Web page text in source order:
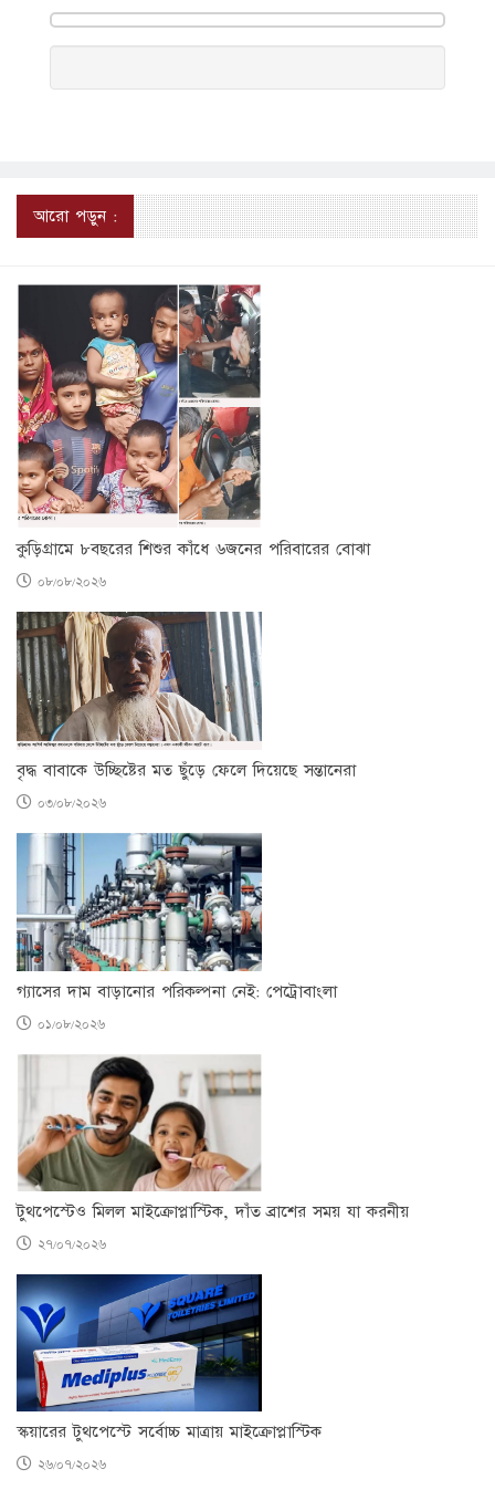
আরো পড়ুন :
কুড়িগ্রামে ৮বছরের শিশুর কাঁধে ৬জনের পরিবারের বোঝা
০৮/০৮/২০২৬
বৃদ্ধ বাবাকে উচ্ছিষ্টের মত ছুঁড়ে ফেলে দিয়েছে সন্তানেরা
০৩/০৮/২০২৬
গ্যাসের দাম বাড়ানোর পরিকল্পনা নেই: পেট্রোবাংলা
০১/০৮/২০২৬
টুথপেস্টেও মিলল মাইক্রোপ্লাস্টিক, দাঁত ব্রাশের সময় যা করনীয়
২৭/০৭/২০২৬
স্কয়ারের টুথপেস্টে সর্বোচ্চ মাত্রায় মাইক্রোপ্লাস্টিক
২৬/০৭/২০২৬